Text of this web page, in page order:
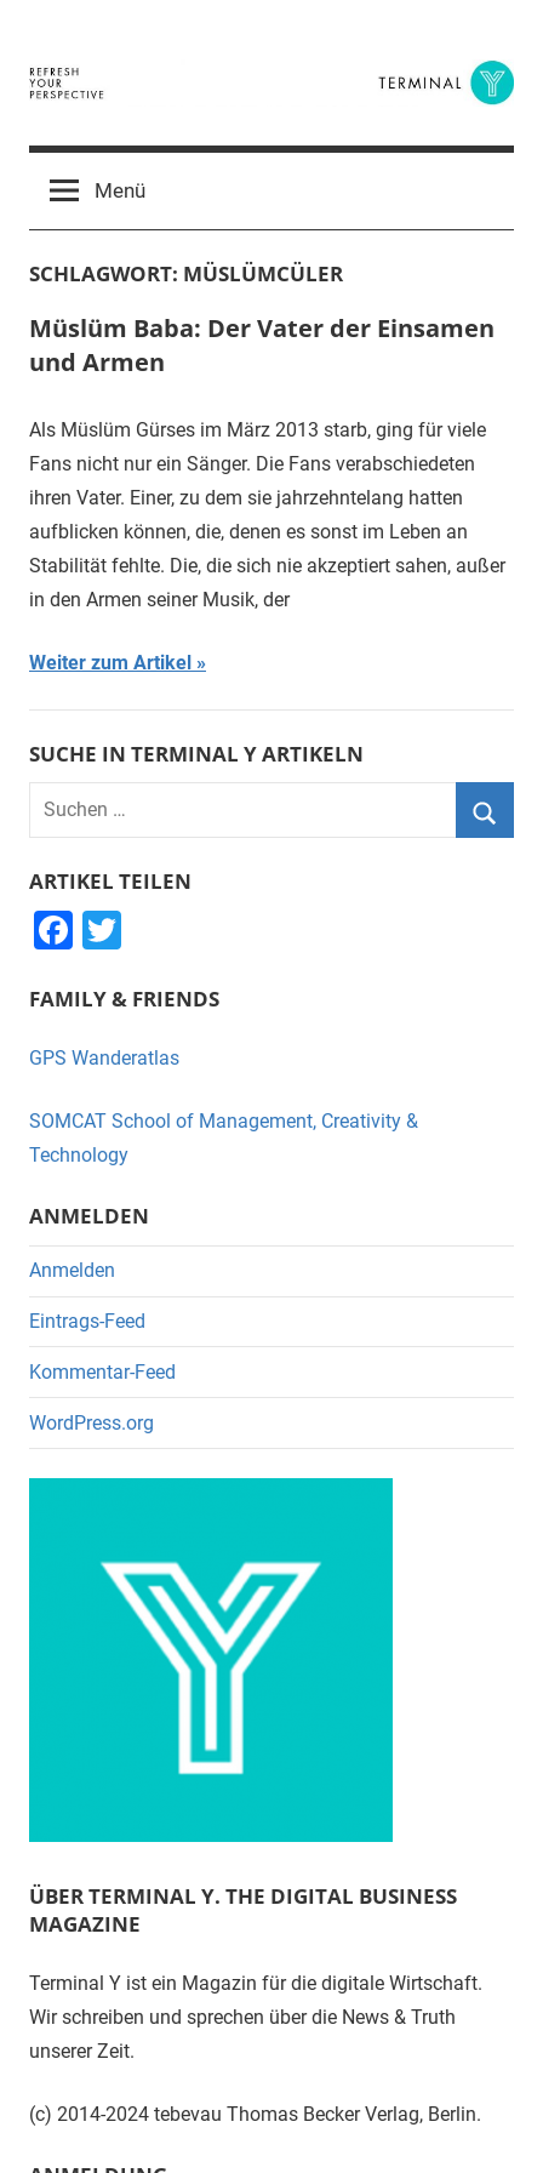
springen
Terminal
Y
Digital
BusinessMenü
SCHLAGWORT: MÜSLÜMCÜLER
Müslüm Baba: Der Vater der Einsamen
und Armen
Als Müslüm Gürses im März 2013 starb, ging für viele
Fans nicht nur ein Sänger. Die Fans verabschiedeten
ihren Vater. Einer, zu dem sie jahrzehntelang hatten
aufblicken können, die, denen es sonst im Leben an
Stabilität fehlte. Die, die sich nie akzeptiert sahen, außer
in den Armen seiner Musik, der
Weiter zum Artikel
SUCHE IN TERMINAL Y ARTIKELN
Suchen
nach:
ARTIKEL TEILEN
F
c
e
o
o
k
tt
er
FAMILY & FRIENDS
GPS Wanderatlas
SOMCAT School of Management, Creativity &
Technology
ANMELDEN
Anmelden
Eintrags-Feed
Kommentar-Feed
WordPress.org
ÜBER TERMINAL Y. THE DIGITAL BUSINESS
MAGAZINE
Terminal Y ist ein Magazin für die digitale Wirtschaft.
Wir schreiben und sprechen über die News & Truth
unserer Zeit.
(c) 2014-2024 tebevau Thomas Becker Verlag, Berlin.